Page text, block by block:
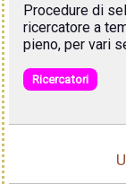
Procedure di
ricercatore a
pieno, per vari
Ricercatori